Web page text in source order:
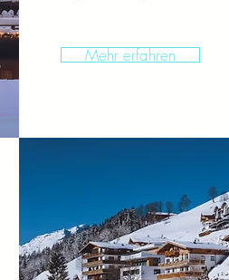
Mehr erfahren